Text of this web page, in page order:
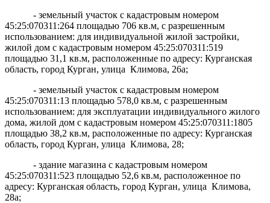
- земельный участок с кадастровым номером
45:25:070311:264 площадью 706 кв.м, с разрешенным
использованием: для индивидуальной жилой застройки,
жилой дом с кадастровым номером 45:25:070311:519
площадью 31,1 кв.м, расположенные по адресу: Курганская
область, город Курган, улица Климова, 26а;
- земельный участок с кадастровым номером
45:25:070311:13 площадью 578,0 кв.м, с разрешенным
использованием: для эксплуатации индивидуального жилого
дома, жилой дом с кадастровым номером 45:25:070311:1805
площадью 38,2 кв.м, расположенные по адресу: Курганская
область, город Курган, улица Климова, 28;
- здание магазина с кадастровым номером
45:25:070311:523 площадью 52,6 кв.м, расположенное по
адресу: Курганская область, город Курган, улица Климова,
28а;